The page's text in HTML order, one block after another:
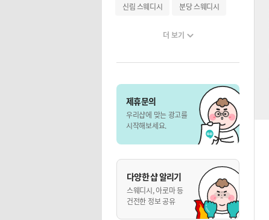
신림 스웨디시 분당 스웨디시
더 보기
제휴문의
우리샵에 맞는 광고를
시작해보세요.
다양한 샵 알리기
스웨디시, 아로마 등
건전한 정보 공유